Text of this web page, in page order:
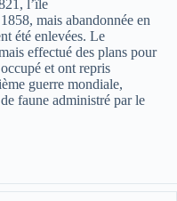
l’île
mais abandonnée en
été enlevées. Le
effectué des plans pour
et ont repris
guerre mondiale,
faune administré par le